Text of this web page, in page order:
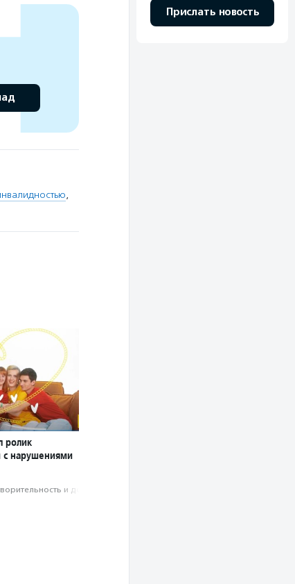
,
ролик
с нарушениями
и доброволь­чест­во
Прислать новость